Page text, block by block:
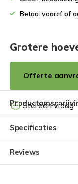
Betaal vooraf of
Grotere
Offerte
Stel een vraag
Specificaties
Reviews